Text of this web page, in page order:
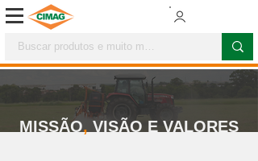
MISSÃO, VISÃO E VALORES